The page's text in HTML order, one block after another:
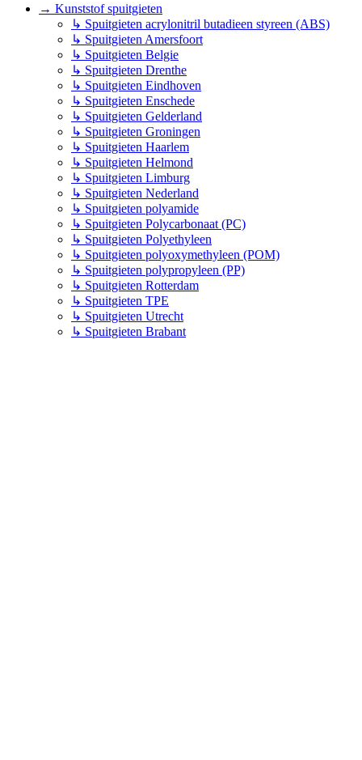
→ Kunststof spuitgieten
↳ Spuitgieten acrylonitril butadieen styreen (ABS)
↳ Spuitgieten Amersfoort
↳ Spuitgieten Belgie
↳ Spuitgieten Drenthe
↳ Spuitgieten Eindhoven
↳ Spuitgieten Enschede
↳ Spuitgieten Gelderland
↳ Spuitgieten Groningen
↳ Spuitgieten Haarlem
↳ Spuitgieten Helmond
↳ Spuitgieten Limburg
↳ Spuitgieten Nederland
↳ Spuitgieten polyamide
↳ Spuitgieten Polycarbonaat (PC)
↳ Spuitgieten Polyethyleen
↳ Spuitgieten polyoxymethyleen (POM)
↳ Spuitgieten polypropyleen (PP)
↳ Spuitgieten Rotterdam
↳ Spuitgieten TPE
↳ Spuitgieten Utrecht
↳ Spuitgieten Brabant